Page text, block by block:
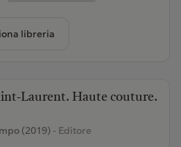
libreria
Laurent. Haute couture.
(2019)- Editore